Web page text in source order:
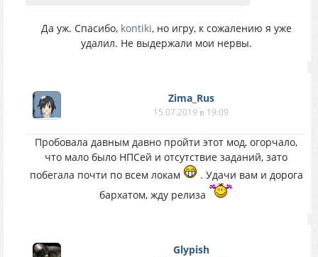
Да уж. Спасибо, kontiki, но игру, к сожалению я уже
удалил. Не выдержали мои нервы.
Zima_Rus
15.07.2019 в 19:09
Пробовала давным давно пройти этот мод, огорчало,
что мало было НПСей и отсутствие заданий, зато
побегала почти по всем локам
. Удачи вам и дорога
бархатом, жду релиза
Glypish